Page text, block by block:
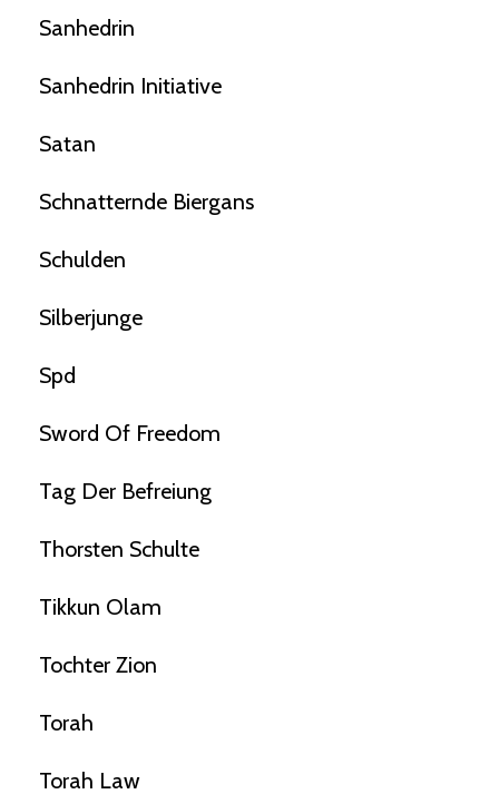
Sanhedrin
Sanhedrin Initiative
Satan
Schnatternde Biergans
Schulden
Silberjunge
Spd
Sword Of Freedom
Tag Der Befreiung
Thorsten Schulte
Tikkun Olam
Tochter Zion
Torah
Torah Law